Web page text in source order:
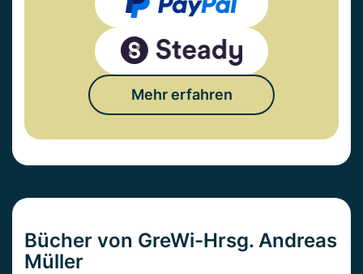
Mehr erfahren
Bücher von GreWi-Hrsg. Andreas
Müller